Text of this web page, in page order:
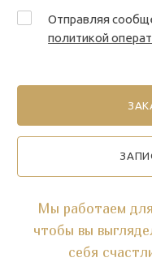
Отправляя
политикой
Мы работаем
чтобы вы
себя